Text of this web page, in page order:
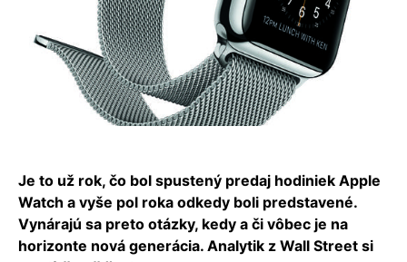
Je to už rok, čo bol spustený predaj hodiniek Apple
Watch a vyše pol roka odkedy boli predstavené.
Vynárajú sa preto otázky, kedy a či vôbec je na
horizonte nová generácia. Analytik z Wall Street si